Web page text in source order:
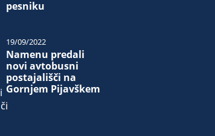
pesniku
Namenu predali
novi avtobusni
postajališči na
Gornjem Pijavškem
19/09/2022